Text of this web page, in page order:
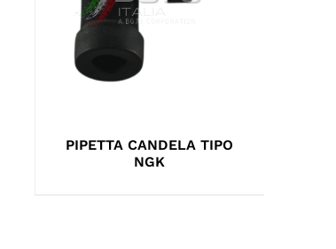
PIPETTA CANDELA TIPO
NGK